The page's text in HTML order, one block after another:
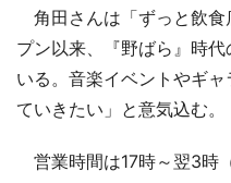
角田さんは「ずっと飲食
プン以来、『野ばら』時
いる。音楽イベントやギ
ていきたい」と意気込む。
営業時間は17時～翌3時